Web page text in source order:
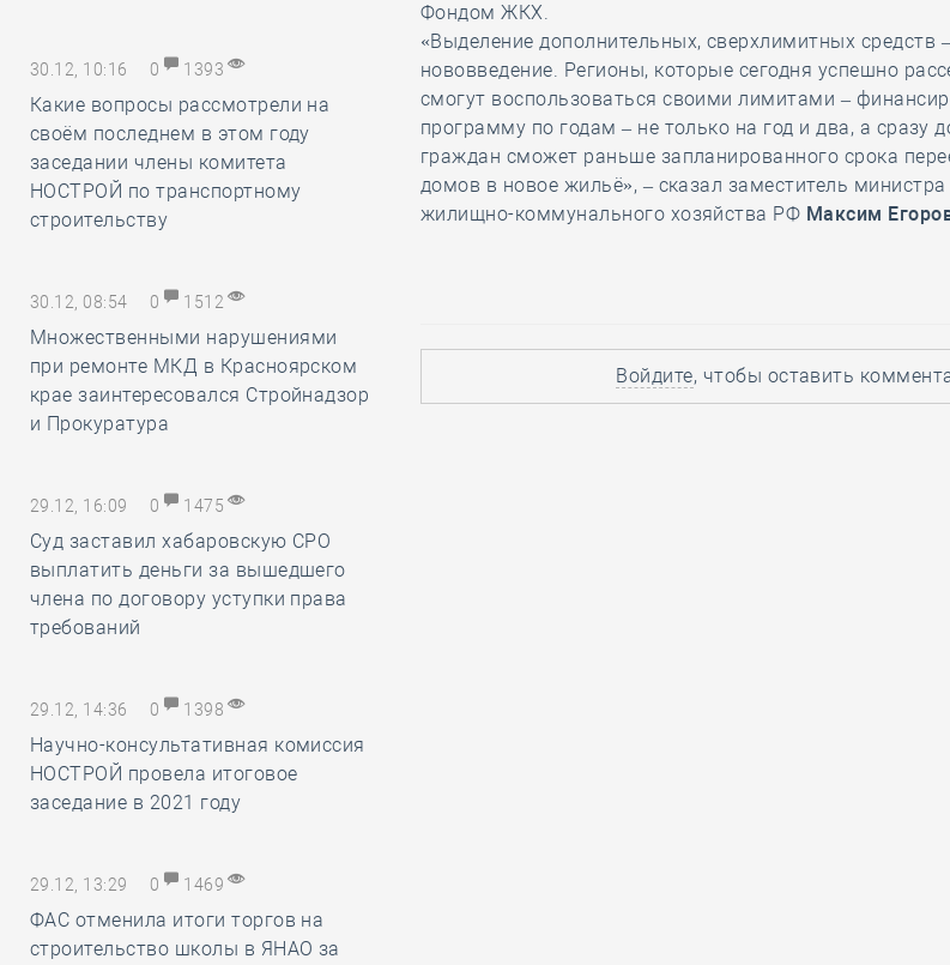
30.12, 10:16 0 1393
Какие вопросы рассмотрели на
своём последнем в этом году
заседании члены комитета
НОСТРОЙ по транспортному
строительству
30.12, 08:54 0 1512
Множественными нарушениями
при ремонте МКД в Красноярском
крае заинтересовался Стройнадзор
и Прокуратура
29.12, 16:09 0 1475
Суд заставил хабаровскую СРО
выплатить деньги за вышедшего
члена по договору уступки права
требований
29.12, 14:36 0 1398
Научно-консультативная комиссия
НОСТРОЙ провела итоговое
заседание в 2021 году
29.12, 13:29 0 1469
ФАС отменила итоги торгов на
строительство школы в ЯНАО за
Фондом ЖКХ.
«Выделение дополнительных, сверхлимитных средств
нововведение. Регионы, которые сегодня успешно
смогут воспользоваться своими лимитами –
программу по годам – не только на год и два, а сразу
граждан сможет раньше запланированного срока
домов в новое жильё», – сказал заместитель министра
жилищно-коммунального хозяйства РФ Максим
Войдите, чтобы оставить